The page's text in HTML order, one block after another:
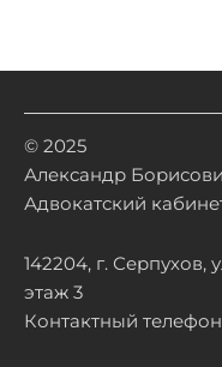
© 2025
Александр
Адвокатский
142204, г. Серпухов,
этаж 3
Контактный